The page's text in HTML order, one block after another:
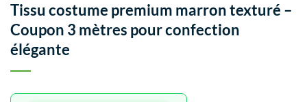
Tissu costume premium marron texturé –
Coupon 3 mètres pour confection
élégante